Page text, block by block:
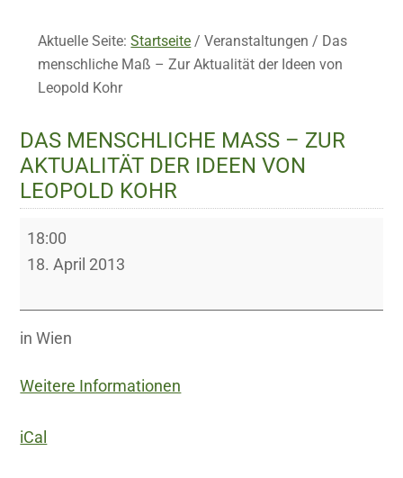
Aktuelle Seite:Startseite / Veranstaltungen/ Das
menschliche Maß – Zur Aktualität der Ideen von
Leopold Kohr
DAS MENSCHLICHE MASS – ZUR A
KTUALITÄT DER IDEEN VON L
EOPOLD KOHR
Das
menschliche
–
Zur
der
von
18:00
18. April 2013
in Wien
Weitere Informationen
iCal